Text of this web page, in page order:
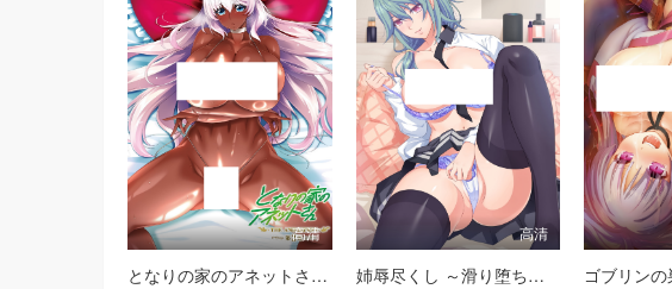
高清
となりの家のアネットさん THE ANIMATION 第2巻
高清
姉辱尽くし ～滑り堕ちる姉の淫汁～